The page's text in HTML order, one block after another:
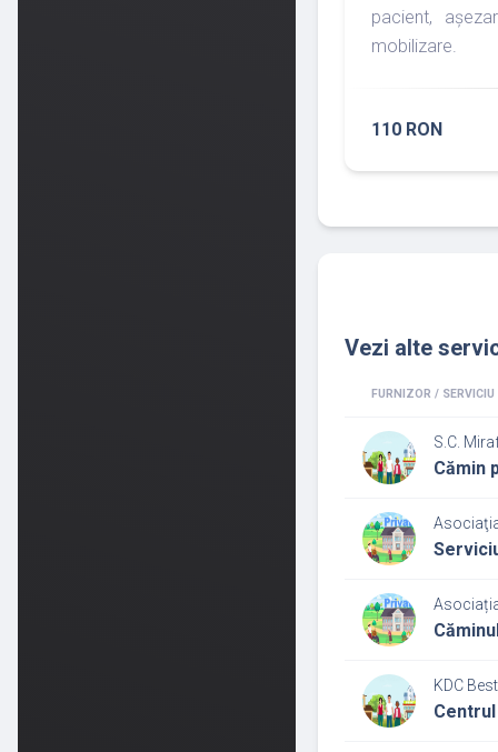
pacient,
mobilizare.
110 RON
Vezi alte
FURNIZOR / SERVICIU
S.C.
Cămin
KDC